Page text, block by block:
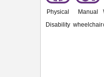
Physical
Disability
Manual
wheelchair